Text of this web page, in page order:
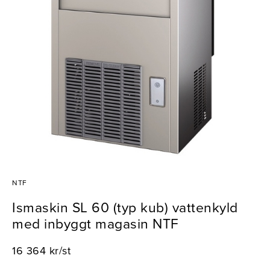
NTF
Ismaskin SL 60 (typ kub) vattenkyld
med inbyggt magasin NTF
16 364 kr/st